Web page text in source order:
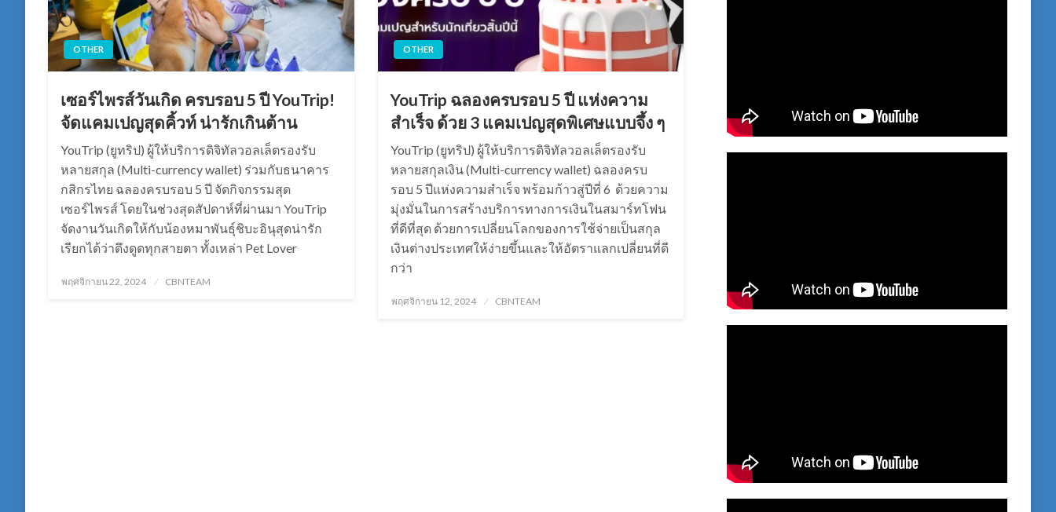
OTHER
เซอร์ไพรส์วันเกิด ครบรอบ 5 ปี YouTrip!
จัดแคมเปญสุดคิ้วท์ น่ารักเกินต้าน
YouTrip (ยูทริป) ผู้ให้บริการดิจิทัลวอลเล็ตรองรับ
หลายสกุล (Multi-currency wallet) ร่วมกับธนาคาร
กสิกรไทย ฉลองครบรอบ 5 ปี จัดกิจกรรมสุด
เซอร์ไพรส์ โดยในช่วงสุดสัปดาห์ที่ผ่านมา YouTrip
จัดงานวันเกิดให้กับน้องหมาพันธุ์ชิบะอินุสุดน่ารัก
เรียกได้ว่าดึงดูดทุกสายตา ทั้งเหล่า Pet Lover
Posted
พฤศจิกายน 22, 2024 CBNTEAM
OTHER
YouTrip ฉลองครบรอบ 5 ปี แห่งความ
สำเร็จ ด้วย 3 แคมเปญสุดพิเศษแบบจึ้ง ๆ
YouTrip (ยูทริป) ผู้ให้บริการดิจิทัลวอลเล็ตรองรับ
หลายสกุลเงิน (Multi-currency wallet) ฉลองครบ
รอบ 5 ปีแห่งความสำเร็จ พร้อมก้าวสู่ปีที่ 6 ด้วยความ
มุ่งมั่นในการสร้างบริการทางการเงินในสมาร์ทโฟน
ที่ดีที่สุด ด้วยการเปลี่ยนโลกของการใช้จ่ายเป็นสกุล
เงินต่างประเทศให้ง่ายขึ้นและให้อัตราแลกเปลี่ยนที่ดี
กว่า
Posted
พฤศจิกายน 12, 2024 CBNTEAM